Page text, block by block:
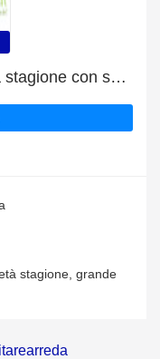
Abitarearreda offerte di mezza stagione con sconti fino al 4%
stagione, grande